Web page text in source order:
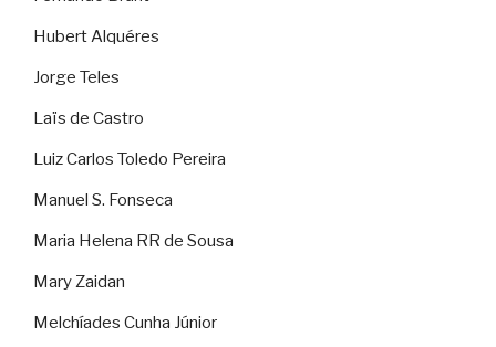
Hubert Alquéres
Jorge Teles
Laïs de Castro
Luiz Carlos Toledo Pereira
Manuel S. Fonseca
Maria Helena RR de Sousa
Mary Zaidan
Melchíades Cunha Júnior